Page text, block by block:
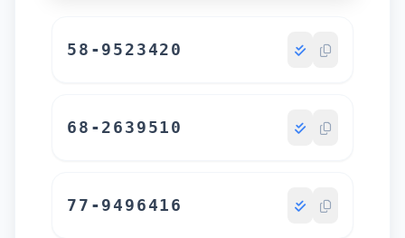
58-9523420
68-2639510
77-9496416